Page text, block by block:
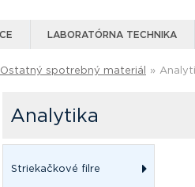
LABORATÓRNA TECHNIKA
Ostatný spotrebný materiál »
Analytika
Striekačkové filre